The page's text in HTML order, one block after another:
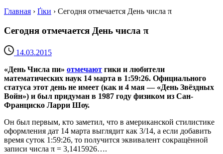
Главная › Ґіки › Сегодня отмечается День числа π
Сегодня отмечается День числа π
14.03.2015
«День Числа пи» отмечают гики и любители
математических наук 14 марта в 1:59:26. Официального
статуса этот день не имеет (как и 4 мая — «День Звёздных
Войн») и был придуман в 1987 году физиком из Сан-
Франциско Ларри Шоу.
Он был первым, кто заметил, что в американской стилистике
оформления дат 14 марта выглядит как 3/14, а если добавить
время суток 1:59:26, то получится эквивалент сокращённой
записи числа π = 3,1415926….